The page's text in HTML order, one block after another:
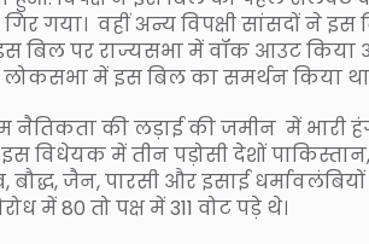
गिर गया। वहीं अन्य विपक्षी सांसदों ने
बिल पर राज्यसभा में वॉक आउट किया
में इस बिल का समर्थन किया
की लड़ाई की जमीन में भारी
विधेयक में तीन पड़ोसी देशों
जैन, पारसी और इसाई
में 80 तो पक्ष में 311 वोट पड़े थे।